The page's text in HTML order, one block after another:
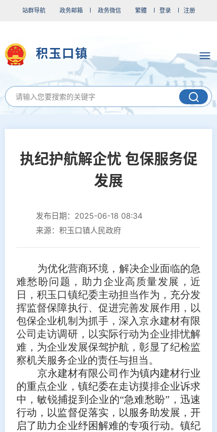
站群导航 政务邮箱 政务微信 繁體 登录 注册
积玉口镇
执纪护航解企忧 包保服务促
发展
发布日期：2025-06-18 08:34
来源：积玉口镇人民政府
为优化营商环境，解决企业面临的急
难愁盼问题 ， 助力企业高质量发展 ，近
日，积玉口镇纪委主动担当作为，充分发
挥监督保障执行、促进完善发展作用，以
包保企业机制为抓手，深入京永建材有限
公司走访调研，以实际行动为企业排忧解
难，为企业发展保驾护航，彰显了纪检监
察机关服务企业的责任与担当。
京永建材有限公司作为镇内建材行业
的重点企业，镇纪委在走访摸排企业诉求
中，敏锐捕捉到企业的“急难愁盼”，迅速
行动，以监督促落实，以服务助发展，开
启了助力企业纾困解难的专项行动。镇纪